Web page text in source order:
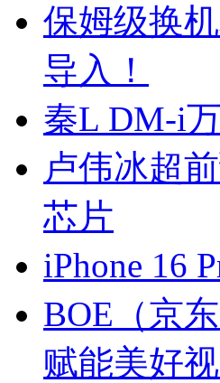
保姆级换
导入！
秦L DM-i
卢伟冰超
芯片
iPhone 16
BOE（京
赋能美好